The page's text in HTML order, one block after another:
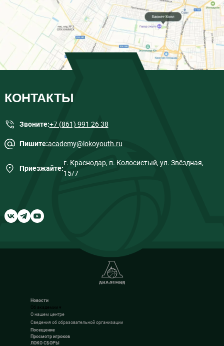
КОНТАКТЫ
Звоните:+7 (861) 991 26 38
Пишите:academy@lokoyouth.ru
Приезжайте:
г. Краснодар, п. Колосистый, ул. Звёздная,
15/7
Новости
Об академии ▾
О нашем центре
Сведения об образовательной организации
Посещение
Просмотр игроков
ЛОКО СБОРЫ